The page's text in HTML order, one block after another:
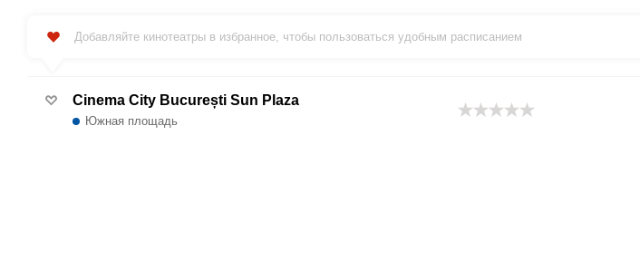
Добавляйте кинотеатры в избранное, чтобы пользоваться удобным расписанием
Cinema City București Sun Plaza
Южная площадь